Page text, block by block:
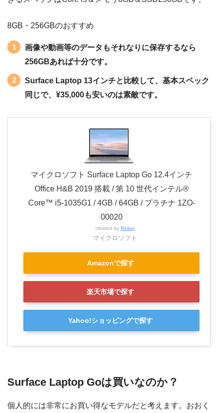
8GB・256GBのおすすめ
画像や動画等のデータもそれなりに保存するなら
256GBあれば十分です。
Surface Laptop 13インチと比較して、基本スペック
同じで、¥35,000も安いのは素敵です。
マイクロソフト Surface Laptop Go 12.4インチ
Office H&B 2019 搭載 / 第 10 世代インテル®
Core™ i5-1035G1 / 4GB / 64GB / プラチナ 1ZO-
00020
created by Rinker
マイクロソフト
Amazonで探す
楽天市場で探す
Yahoo!ショッピングで探す
Surface Laptop Goは買いなのか？
個人的には非常にお買い得なモデルだと考えます。おおく